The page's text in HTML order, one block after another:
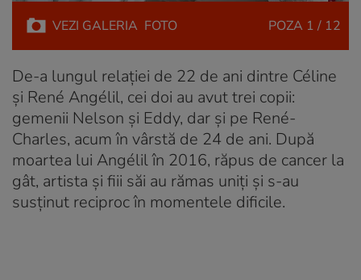
VEZI GALERIA FOTO POZA 1 / 12
De-a lungul relației de 22 de ani dintre Céline
și René Angélil, cei doi au avut trei copii:
gemenii Nelson și Eddy, dar și pe René-
Charles, acum în vârstă de 24 de ani. După
moartea lui Angélil în 2016, răpus de cancer la
gât, artista și fiii săi au rămas uniți și s-au
susținut reciproc în momentele dificile.